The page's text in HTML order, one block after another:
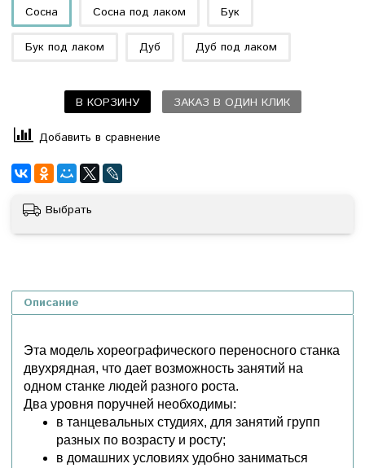
Сосна
Сосна под лаком Бук
Бук под лаком Дуб Дуб под лаком
В КОРЗИНУ ЗАКАЗ В ОДИН КЛИК
Добавить в сравнение
Выбрать
Описание
Эта модель хореографического переносного станка
двухрядная, что дает возможность занятий на
одном станке людей разного роста.
Два уровня поручней необходимы:
в танцевальных студиях, для занятий групп
разных по возрасту и росту;
в домашних условиях удобно заниматься